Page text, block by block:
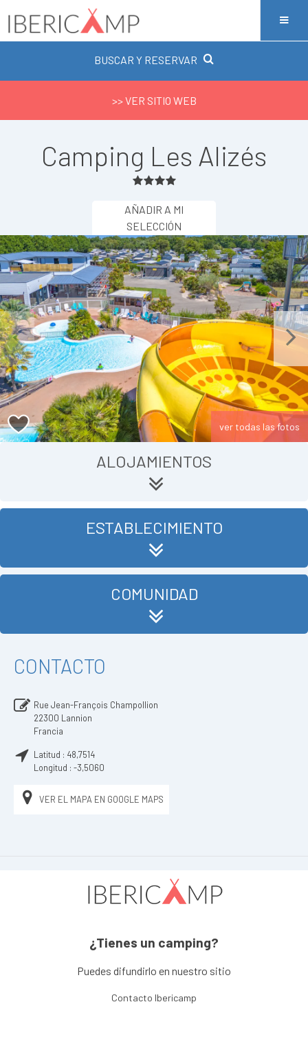
BUSCAR Y RESERVAR
>> VER SITIO WEB
Camping Les Alizés
AÑADIR A MI
SELECCIÓN
Next
ver todas las fotos
ALOJAMIENTOS
ESTABLECIMIENTO
COMUNIDAD
CONTACTO
Rue Jean-François Champollion
22300 Lannion
Francia
Latitud : 48,7514
Longitud : -3,5060
VER EL MAPA EN GOOGLE MAPS
¿Tienes un camping?
Puedes difundirlo en nuestro sitio
Contacto Ibericamp